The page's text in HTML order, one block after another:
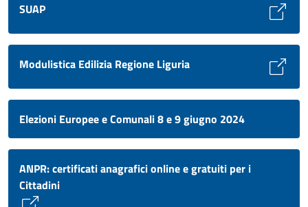
SUAP
Modulistica Edilizia Regione Liguria
Elezioni Europee e Comunali 8 e 9 giugno 2024
ANPR: certificati anagrafici online e gratuiti per i
Cittadini